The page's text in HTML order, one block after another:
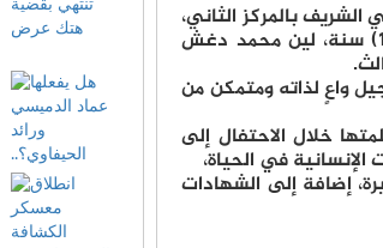
علي الشريف بالمركز الثاني،
جولي حكمت عبدالرحمن بالمركز الثالث، في حين فاز بالمراكز الأولى لفئة (12-16) سنة، لين محمد دغش
جيل واعٍ لذاته ومتمكن من
خلال الاحتفال إلى
الإنسانية في الحياة،
إضافة إلى الشهادات